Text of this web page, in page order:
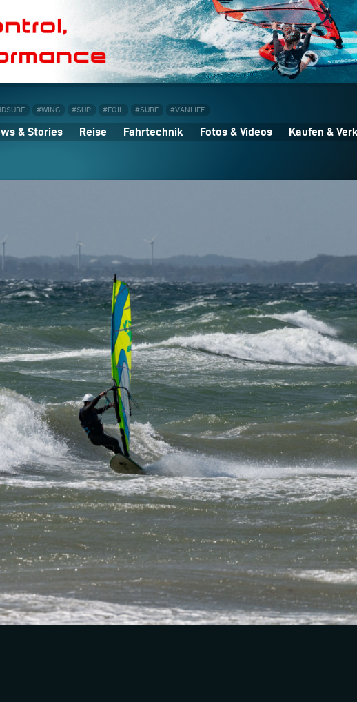
#WING #SUP #FOIL #SURF #VANLIFE
& Stories Reise Fahrtechnik Fotos & Videos Kaufen &